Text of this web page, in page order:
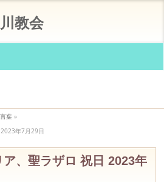
葉 »
2023年7月29日
、聖ラザロ 祝日 2023年